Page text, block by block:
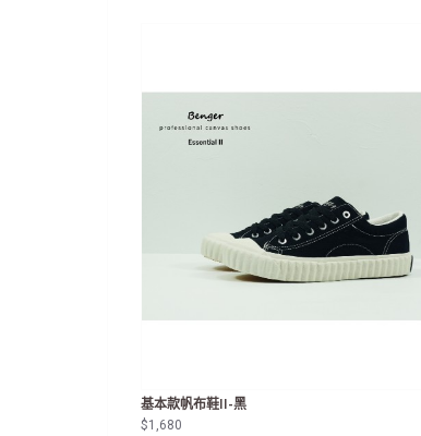
基本款帆布鞋II-黑
$1,680